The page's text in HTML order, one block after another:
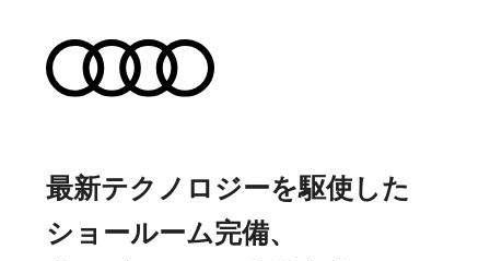
最新テクノロジーを駆使した
ショールーム完備、